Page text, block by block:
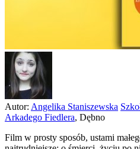
Autor: Angelika Staniszewska
Arkadego Fiedlera, Dębno
Film w prosty sposób, ustami